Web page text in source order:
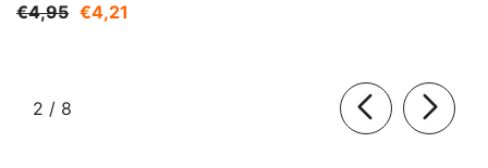
€4,95 €4,21
2 / von
8